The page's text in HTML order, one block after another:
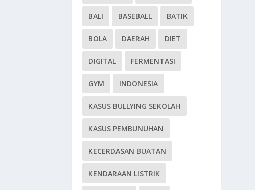
BALI BASEBALL BATIK
BOLA DAERAH DIET
DIGITAL FERMENTASI
GYM INDONESIA
KASUS BULLYING SEKOLAH
KASUS PEMBUNUHAN
KECERDASAN BUATAN
KENDARAAN LISTRIK